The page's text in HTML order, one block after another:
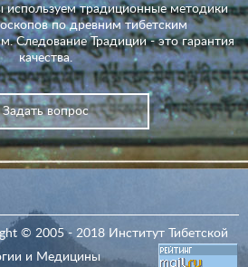
традиционные методики
по древним тибетским
Следование Традиции - это гарантия
качества.
Задать вопрос
© 2005 - 2018 Институт Тибетской
и Медицины